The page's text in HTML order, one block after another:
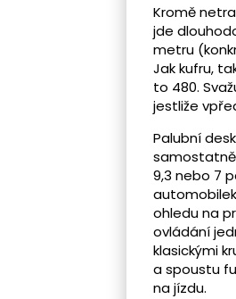
Kromě
jde
metru
Jak kufru,
to 480.
jestliže
Palubní
9,3 nebo 7
ohledu na
ovládání
klasickými
a spoustu
na jízdu.